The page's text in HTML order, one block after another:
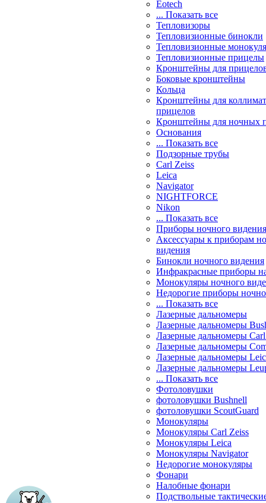
Eotech
... Показать все
Тепловизоры
Тепловизионные бинокли
Тепловизионные
Тепловизионные прицелы
Кронштейны для
Боковые кронштейны
Кольца
Кронштейны для
прицелов
Кронштейны для ночных
Основания
... Показать все
Подзорные трубы
Carl Zeiss
Leica
Navigator
NIGHTFORCE
Nikon
... Показать все
Приборы ночного видения
Аксессуары к приборам
видения
Бинокли ночного видения
Инфракрасные приборы
Монокуляры ночного
Недорогие приборы
... Показать все
Лазерные дальномеры
Лазерные дальномеры
Лазерные дальномеры
Лазерные дальномеры
Лазерные дальномеры
Лазерные дальномеры
... Показать все
Фотоловушки
фотоловушки Bushnell
фотоловушки ScoutGuard
Монокуляры
Монокуляры Carl Zeiss
Монокуляры Leica
Монокуляры Navigator
Недорогие монокуляры
Фонари
Налобные фонари
Подствольные